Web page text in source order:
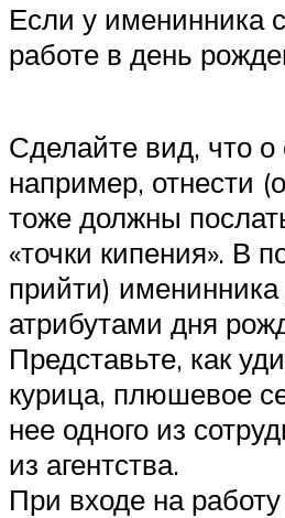
Если у именинника
работе в день
Сделайте вид, что о
например, отнести
тоже должны
«точки кипения». В
прийти)
атрибутами дня
Представьте, как
курица, плюшевое
нее одного из
из агентства.
При входе на